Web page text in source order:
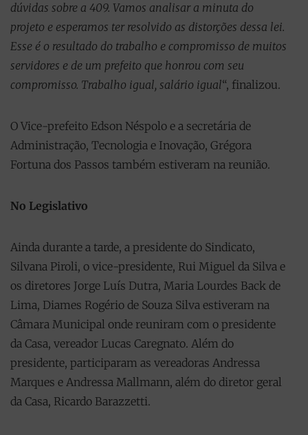
dúvidas sobre a 409. Vamos analisar a minuta do
projeto e esperamos ter resolvido as distorções dessa lei.
Esse é o resultado do trabalho e compromisso de muitos
servidores e de um prefeito que honrou com seu
compromisso. Trabalho igual, salário igual“, finalizou.
O Vice-prefeito Edson Néspolo e a secretária de
Administração, Tecnologia e Inovação, Grégora
Fortuna dos Passos também estiveram na reunião.
No Legislativo
Ainda durante a tarde, a presidente do Sindicato,
Silvana Piroli, o vice-presidente, Rui Miguel da Silva e
os diretores Jorge Luís Dutra, Maria Lourdes Back de
Lima, Diames Rogério de Souza Silva estiveram na
Câmara Municipal onde reuniram com o presidente
da Casa, vereador Lucas Caregnato. Além do
presidente, participaram as vereadoras Andressa
Marques e Andressa Mallmann, além do diretor geral
da Casa, Ricardo Barazzetti.